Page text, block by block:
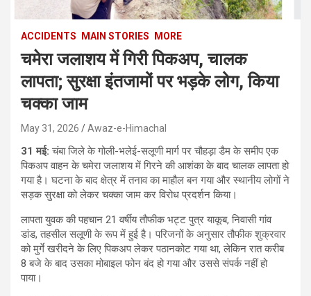
ACCIDENTS MAIN STORIES MORE
चमेरा जलाशय में गिरी पिकअप, चालक
लापता; सुरक्षा इंतजामों पर भड़के लोग, किया
चक्का जाम
May 31, 2026 Awaz-e-Himachal
31 मई:चंबा जिले के गोली-भलेई-सलूणी मार्ग पर चौहड़ा डैम के समीप एक
पिकअप वाहन के चमेरा जलाशय में गिरने की आशंका के बाद चालक लापता हो
गया है। घटना के बाद क्षेत्र में तनाव का माहौल बन गया और स्थानीय लोगों ने
सड़क सुरक्षा को लेकर चक्का जाम कर विरोध प्रदर्शन किया।
लापता युवक की पहचान 21 वर्षीय तौफीक भट्ट पुत्र याकूब, निवासी गांव
डांड, तहसील सलूणी के रूप में हुई है। परिजनों के अनुसार तौफीक शुक्रवार
को मुर्गे खरीदने के लिए पिकअप लेकर पठानकोट गया था, लेकिन रात करीब
8 बजे के बाद उसका मोबाइल फोन बंद हो गया और उससे संपर्क नहीं हो
पाया।